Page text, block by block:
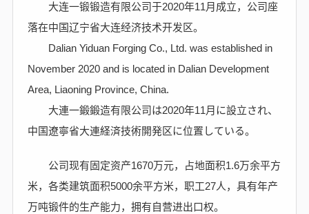
大连一锻锻造有限公司于2020年11月成立，公司座
落在中国辽宁省大连经济技术开发区。
Dalian Yiduan Forging Co., Ltd. was established in
November 2020 and is located in Dalian Development
Area, Liaoning Province, China.
大連一鍛鍛造有限公司は2020年11月に設立され、
中国遼寧省大連経済技術開発区に位置している。
公司现有固定资产1670万元，占地面积1.6万余平方
米，各类建筑面积5000余平方米，职工27人，具有年产
万吨锻件的生产能力，拥有自营进出口权。